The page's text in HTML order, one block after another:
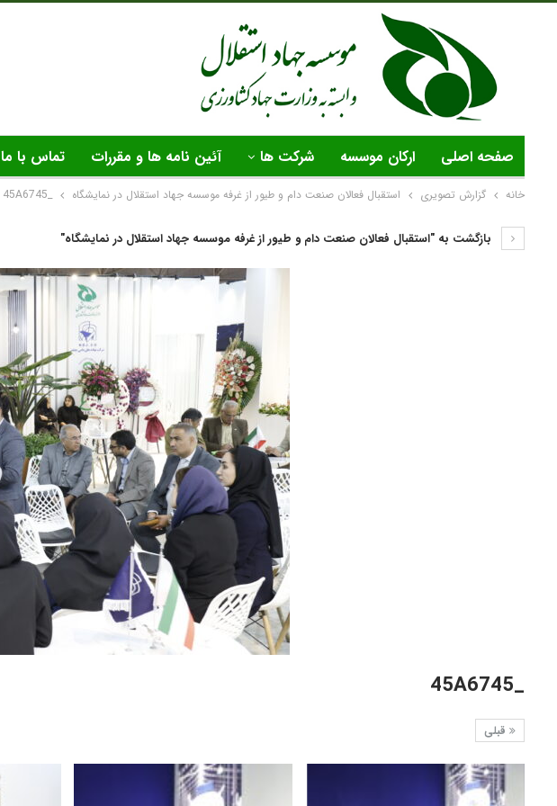
صفحه اصلی ارکان موسسه شرکت ها آئین نامه ها و مقررات تماس با ما
خانه گزارش تصویری استقبال فعالان صنعت دام و طیور از غرفه موسسه جهاد استقلال در نمایشگاه _45A6745
بازگشت به "استقبال فعالان صنعت دام و طیور از غرفه موسسه جهاد استقلال در نمایشگاه"
_45A6745
قبلی